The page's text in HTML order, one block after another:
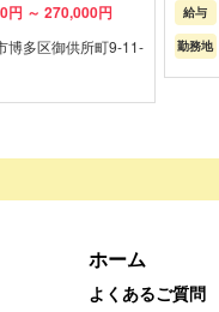
円 ～ 270,000円
博多区御供所町9-11-
給与
勤務地
ホーム
よくあるご質問